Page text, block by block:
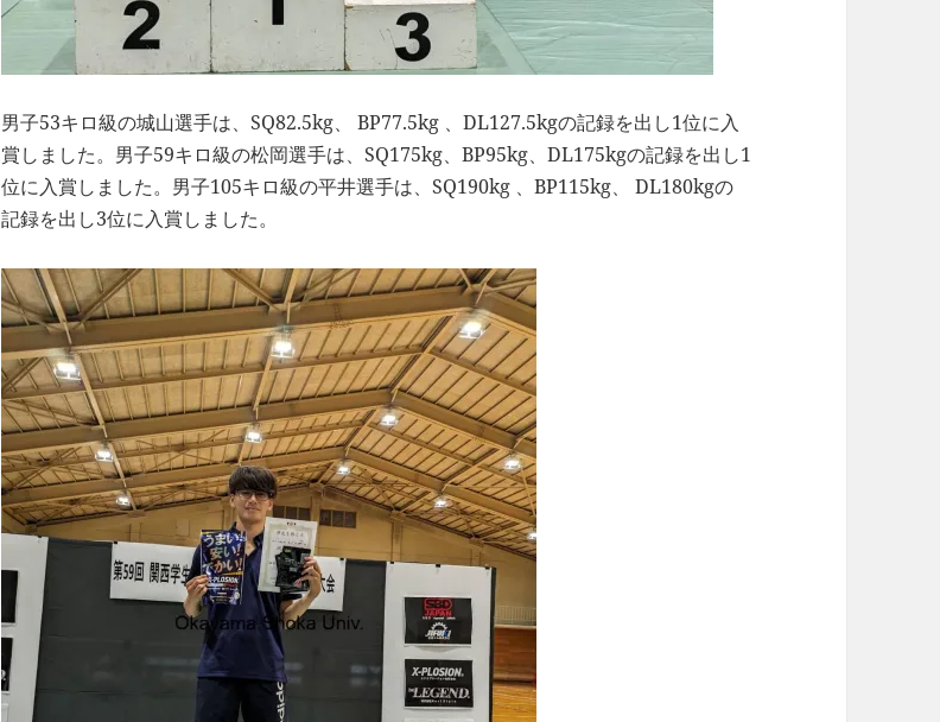
男子53キロ級の城山選手は、SQ82.5kg、 BP77.5kg 、DL127.5kgの記録を出し1位に入
賞しました。男子59キロ級の松岡選手は、SQ175kg、BP95kg、DL175kgの記録を出し1
位に入賞しました。男子105キロ級の平井選手は、SQ190kg 、BP115kg、 DL180kgの
記録を出し3位に入賞しました。